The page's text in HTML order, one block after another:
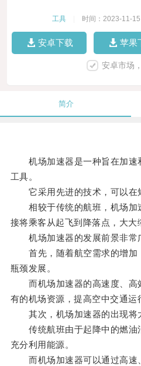
工具 时间：2023-11-15
安卓下载 苹果
安卓市场
简介
机场加速器是一种旨在加速
工具。
它采用先进的技术，可以在
相较于传统的航班，机场加
接将乘客从起飞到降落点，大大
机场加速器的发展前景非常
首先，随着航空需求的增加
瓶颈发展。
而机场加速器的高速度、高
有的机场资源，提高空中交通运
其次，机场加速器的出现将
传统航班由于起降中的燃油
充分利用能源。
而机场加速器可以通过高速